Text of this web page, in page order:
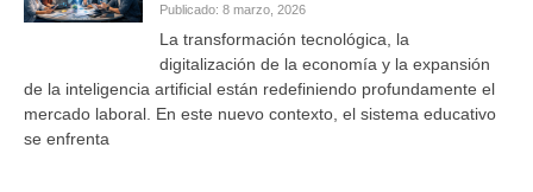
Publicado: 8 marzo, 2026
La transformación tecnológica, la
digitalización de la economía y la expansión
de la inteligencia artificial están redefiniendo profundamente el
mercado laboral. En este nuevo contexto, el sistema educativo
se enfrenta